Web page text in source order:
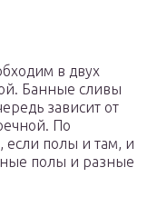
в двух
Банные сливы
зависит от
По
если полы и там, и
полы и разные